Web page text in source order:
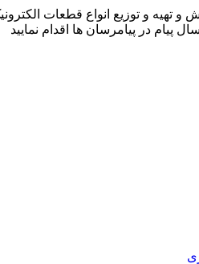
پیام در پیامرسان ها اقدام نمایید